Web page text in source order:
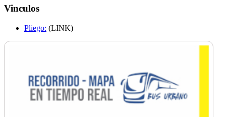
Vinculos
Pliego: (LINK)